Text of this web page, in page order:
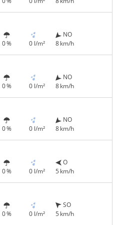
0 % 0 l/m²
NO
8 km/h
0 % 0 l/m²
NO
8 km/h
0 % 0 l/m²
NO
8 km/h
0 % 0 l/m²
O
5 km/h
0 % 0 l/m²
SO
5 km/h